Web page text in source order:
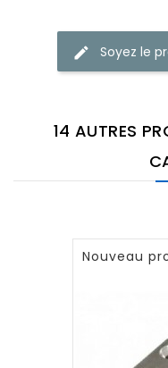
Soyez le
14 AUTRES
Nouveau